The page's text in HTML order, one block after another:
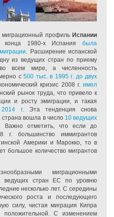
миграционный профиль Испании
конца 1980-х Испания была
. Расширение испанской
из ведущих стран по приему
всем мире, а численность
с 500 тыс. в 1995 г. до двух
кризис 2008 г.имел
рынок труда, что привело к
и росту эмиграции, и такая
г.Эта тенденция снова
страна вошла в число 10 ведущих
Важно отметить, что если до
г. большинство иммигрантов
Америки и Марокко, то в
большое количество мигрантов
миграционными
ведущих стран ЕС по уровню
несколько лет. С середины
роста и последующего
силу, чистая миграция Кипра
положительной. С изменением